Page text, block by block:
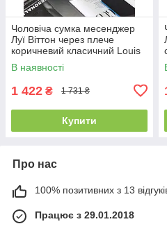
Чоловіча сумка месенджер
Луї Віттон через плече
коричневий класичний Louis
Vuitton
В наявності
1 422 ₴ 1 731 ₴
Купити
Про нас
100% позитивних з 13
Працює з 29.01.2018